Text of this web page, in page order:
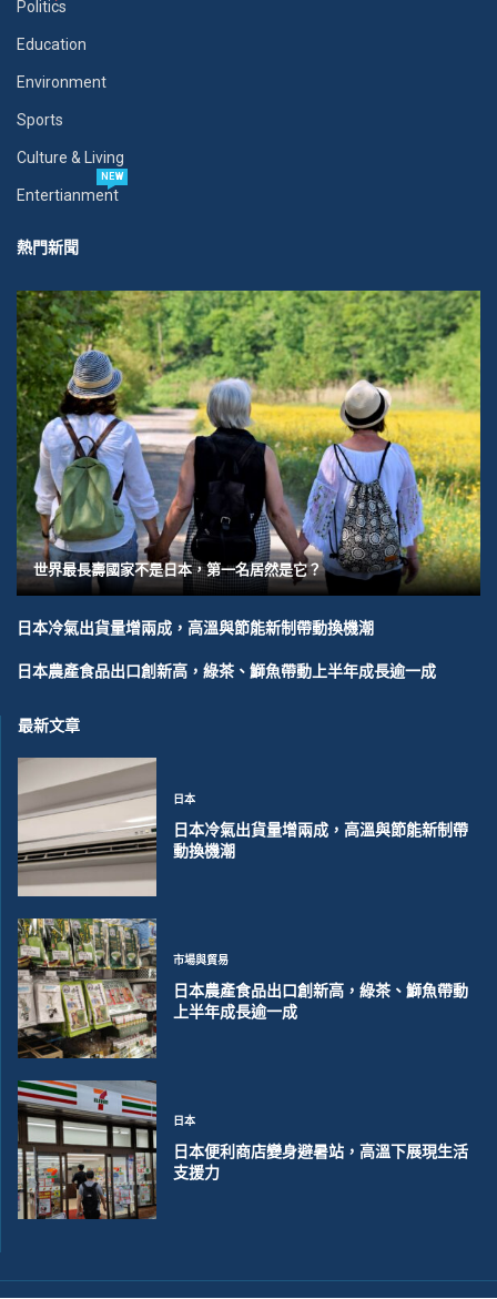
Politics
Education
Environment
Sports
Culture & Living
Entertianment
NEW
熱門新聞
世界最長壽國家不是日本，第一名居然是它？
日本冷氣出貨量增兩成，高溫與節能新制帶動換機潮
日本農產食品出口創新高，綠茶、鰤魚帶動上半年成長逾一成
最新文章
日本
日本冷氣出貨量增兩成，高溫與節能新制帶
動換機潮
市場與貿易
日本農產食品出口創新高，綠茶、鰤魚帶動
上半年成長逾一成
日本
日本便利商店變身避暑站，高溫下展現生活
支援力